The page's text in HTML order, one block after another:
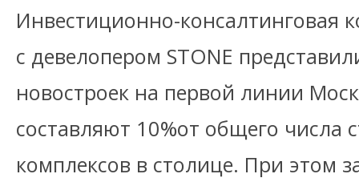
Инвестиционно-консалтинговая
с девелопером STONE
новостроек на первой линии
составляют 10%от общего числа
комплексов в столице. При этом